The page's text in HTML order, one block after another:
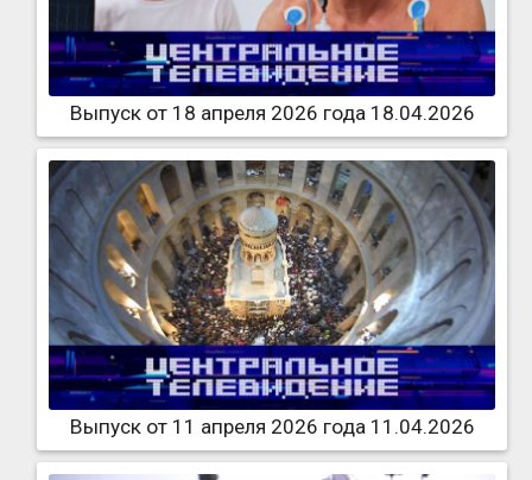
Выпуск от 18 апреля 2026 года 18.04.2026
Выпуск от 11 апреля 2026 года 11.04.2026